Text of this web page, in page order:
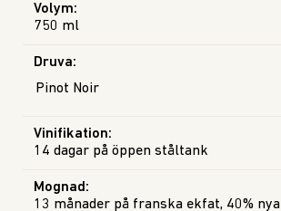
Volym:
750 ml
Druva:
Pinot Noir
Vinifikation:
14 dagar på öppen ståltank
Mognad :
13 månader på franska ekfat, 40% nya